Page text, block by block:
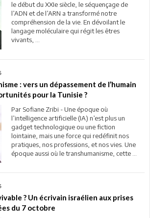
le début du XXIe siècle, le séquençage de
l’ADN et de l’ARN a transformé notre
compréhension de la vie. En dévoilant le
langage moléculaire qui régit les êtres
vivants, ...
: vers un dépassement de l’humain
pour la Tunisie ?
Par Sofiane Zribi - Une époque où
l’intelligence artificielle (IA) n’est plus un
gadget technologique ou une fiction
lointaine, mais une force qui redéfinit nos
pratiques, nos professions, et nos vies. Une
époque aussi où le transhumanisme, cette ...
? Un écrivain israélien aux prises
du 7 octobre